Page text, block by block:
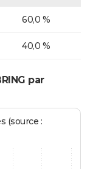
60,0 %
40,0 %
par
(source :